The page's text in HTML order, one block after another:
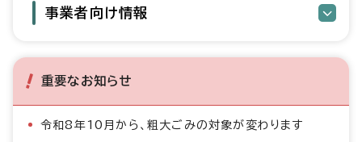
事業者向け情報
重要なお知らせ
令和8年10月から、粗大ごみの対象が変わります